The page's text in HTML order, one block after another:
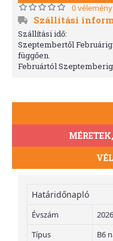
0 vélemény
Szállítási
Szállítási idő:
Szeptembertől
függően.
Februártól
Határidőnapló
Évszám
2026
Típus
B6